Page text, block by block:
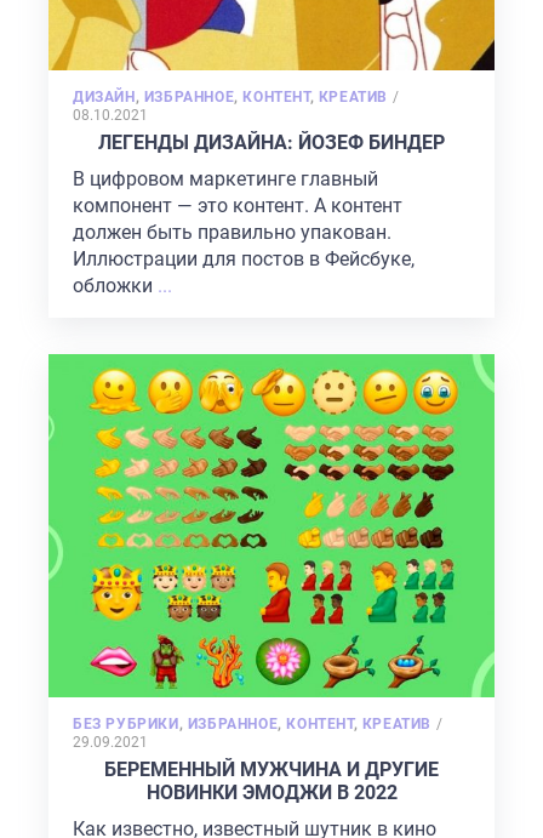
ДИЗАЙН , ИЗБРАННОЕ, КОНТЕНТ, КРЕАТИВ /POSTED
08.10.2021
ЛЕГЕНДЫ ДИЗАЙНА: ЙОЗЕФ БИНДЕР
В цифровом маркетинге главный
компонент — это контент. А контент
должен быть правильно упакован.
Иллюстрации для постов в Фейсбуке,
обложки ...
БЕЗ РУБРИКИ , ИЗБРАННОЕ, КОНТЕНТ, КРЕАТИВ /POSTED
29.09.2021
БЕРЕМЕННЫЙ МУЖЧИНА И ДРУГИЕ
НОВИНКИ ЭМОДЖИ В 2022
Как известно, известный шутник в кино